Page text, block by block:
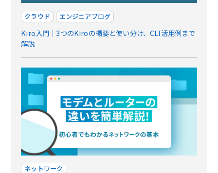
クラウド エンジニアブログ
Kiro入門｜3つのKiroの概要と使い分け、CLI活用例まで
解説
ネットワーク